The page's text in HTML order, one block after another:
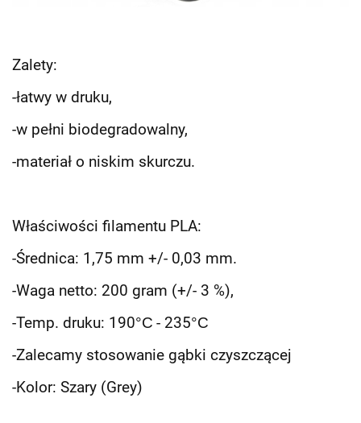
Zalety:
-łatwy w druku,
-w pełni biodegradowalny,
-materiał o niskim skurczu.
Właściwości filamentu PLA:
-Średnica: 1,75 mm +/- 0,03 mm.
-Waga netto: 200 gram (+/- 3 %),
-Temp. druku: 190°C - 235°C
-Zalecamy stosowanie gąbki czyszczącej
-Kolor: Szary (Grey)